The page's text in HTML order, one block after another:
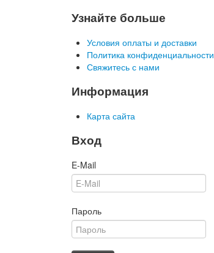
Узнайте больше
Условия оплаты и доставки
Политика конфиденциальности
Свяжитесь с нами
Информация
Карта сайта
Вход
E-Mail
Пароль